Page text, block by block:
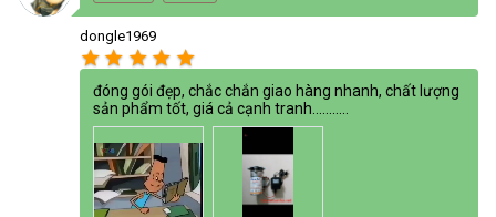
dongle1969
star star star star star
đóng gói đẹp, chắc chắn giao hàng nhanh, chất lượng
sản phẩm tốt, giá cả cạnh tranh...........